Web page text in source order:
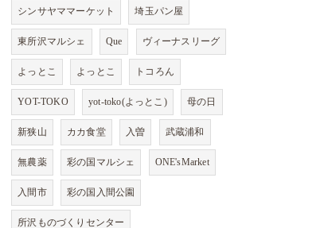
シンサヤママーケット 埼玉パン屋
東所沢マルシェ Que ヴィーナスリーグ
よっとこ よっとこ トコろん
YOT-TOKO yot-toko(よっとこ) 母の日
新狭山 カカ食堂 入曽 武蔵浦和
無農薬 彩の国マルシェ ONE'sMarket
入間市 彩の国入間公園
所沢ものづくりセンター